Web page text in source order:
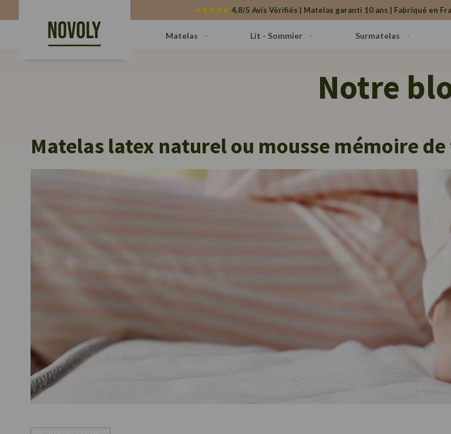
★★★★★ 4,8/5 Avis Vérifiés | Matelas garanti 10 ans | Fabriqué en
Matelas Lit - Sommier Surmatelas
Notre
Matelas latex naturel ou mousse mémoire